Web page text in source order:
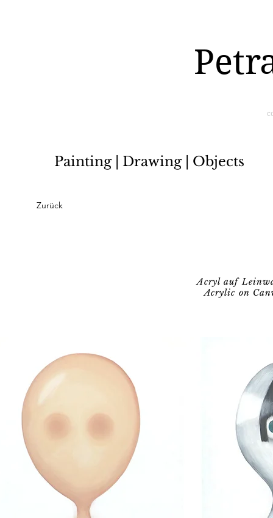
Painting | Drawing | Objects
Zurück
Acryl auf
Acrylic on